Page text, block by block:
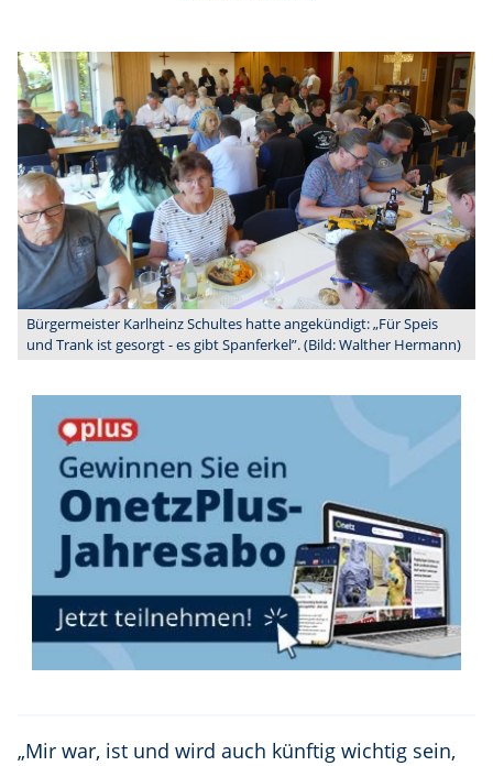
Bürgermeister Karlheinz Schultes hatte angekündigt: „Für Speis
und Trank ist gesorgt - es gibt Spanferkel”. (Bild: Walther Hermann)
„Mir war, ist und wird auch künftig wichtig sein,